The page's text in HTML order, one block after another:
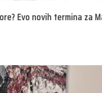
Evo novih termina za